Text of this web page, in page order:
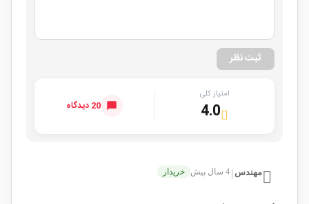
ثبت نظر
امتیاز کلی
4.0 20 دیدگاه
مهندس | 4 سال پیش خریدار